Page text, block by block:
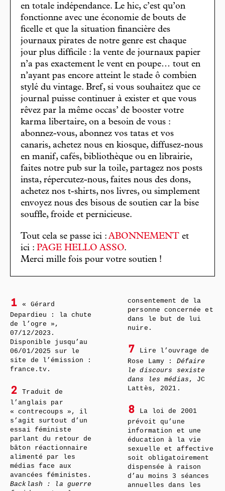
en totale indépendance. Le hic, c’est qu’on
fonctionne avec une économie de bouts de
ficelle et que la situation financière des
journaux pirates de notre genre est chaque
jour plus difficile : la vente de journaux papier
n’a pas exactement le vent en poupe… tout en
n’ayant pas encore atteint le stade ô combien
stylé du vintage. Bref, si vous souhaitez que ce
journal puisse continuer à exister et que vous
rêvez par la même occas’ de booster votre
karma libertaire, on a besoin de vous :
abonnez-vous, abonnez vos tatas et vos
canaris, achetez nous en kiosque, diffusez-nous
en manif, cafés, bibliothèque ou en librairie,
faites notre pub sur la toile, partagez nos posts
insta, répercutez-nous, faites nous des dons,
achetez nos t-shirts, nos livres, ou simplement
envoyez nous des bisous de soutien car la bise
souffle, froide et pernicieuse.
Tout cela se passe ici : ABONNEMENT et
ici : PAGE HELLO ASSO.
Merci mille fois pour votre soutien !
1
« Gérard
Depardieu : la chute
de l’ogre »,
07/12/2023.
Disponible jusqu’au
06/01/2025 sur le
site de l’émission :
france.tv.
2
Traduit de
l’anglais par
« contrecoups », il
s’agit surtout d’un
essai féministe
parlant du retour de
bâton réactionnaire
alimenté par les
médias face aux
avancées féministes.
Backlash : la guerre
consentement de la
personne concernée et
dans le but de lui
nuire.
7
Lire l’ouvrage de
Rose Lamy : Défaire
le discours sexiste
dans les médias , JC
Lattès, 2021.
8
La loi de 2001
prévoit qu’une
information et une
éducation à la vie
sexuelle et affective
soit obligatoirement
dispensée à raison
d’au moins 3 séances
annuelles dans les